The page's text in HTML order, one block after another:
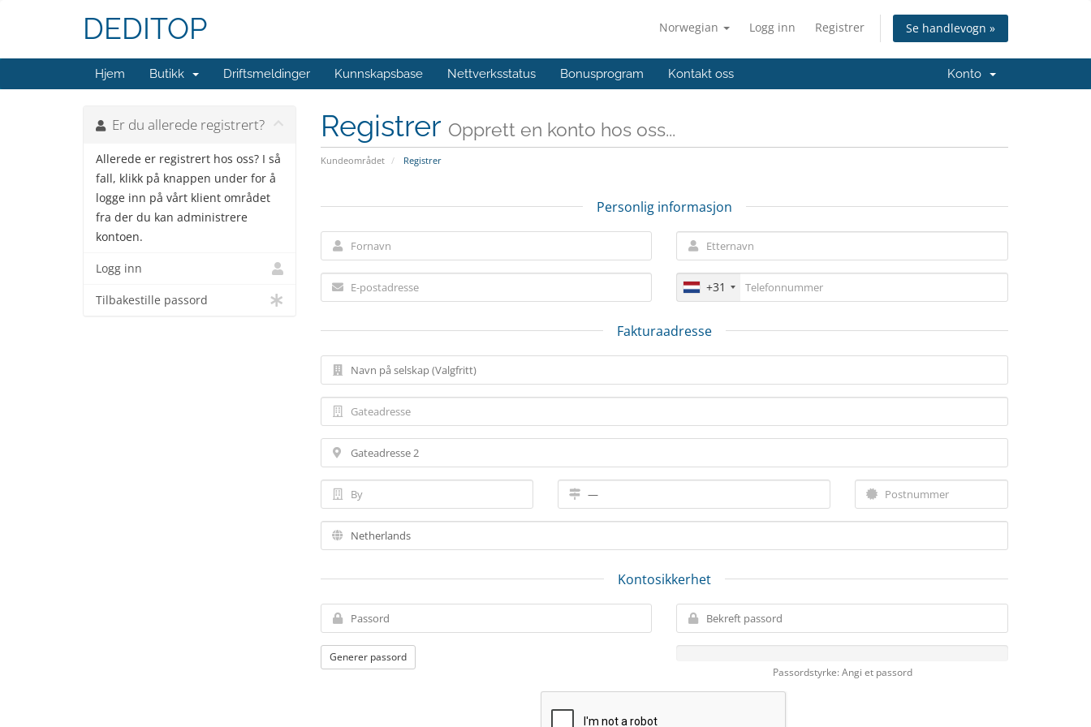
Norwegian Logg inn Registrer Se handlevogn »
DEDITOP
Hjem Butikk Driftsmeldinger Kunnskapsbase Nettverksstatus Bonusprogram Kontakt oss Konto
Registrer Opprett en konto hos oss...
Kundeområdet Registrer
Er du allerede registrert?
Allerede er registrert hos oss? I så
fall, klikk på knappen under for å
logge inn på vårt klient området
fra der du kan administrere
kontoen.
Logg inn
Tilbakestille passord
Personlig informasjon
+31
Fakturaadresse
Kontosikkerhet
Generer passord
Passordstyrke: Angi et passord